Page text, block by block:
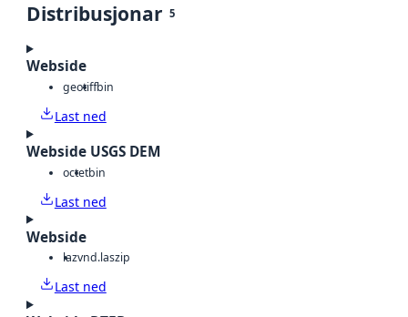
Distribusjonar 5
Webside
geotiffbin
Last ned
Webside USGS DEM
octetbin
Last ned
Webside
lazvnd.laszip
Last ned